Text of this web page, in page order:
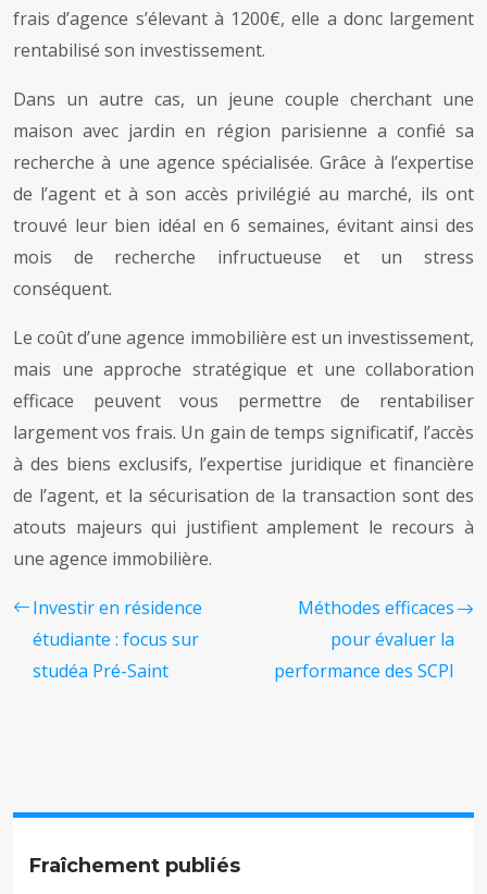
frais d’agence s’élevant à 1200€, elle a donc largement
rentabilisé son investissement.
Dans un autre cas, un jeune couple cherchant une
maison avec jardin en région parisienne a confié sa
recherche à une agence spécialisée. Grâce à l’expertise
de l’agent et à son accès privilégié au marché, ils ont
trouvé leur bien idéal en 6 semaines, évitant ainsi des
mois de recherche infructueuse et un stress
conséquent.
Le coût d’une agence immobilière est un investissement,
mais une approche stratégique et une collaboration
efficace peuvent vous permettre de rentabiliser
largement vos frais. Un gain de temps significatif, l’accès
à des biens exclusifs, l’expertise juridique et financière
de l’agent, et la sécurisation de la transaction sont des
atouts majeurs qui justifient amplement le recours à
une agence immobilière.
Investir en résidence
étudiante : focus sur
studéa Pré-Saint
Méthodes efficaces
pour évaluer la
performance des SCPI
Fraîchement publiés